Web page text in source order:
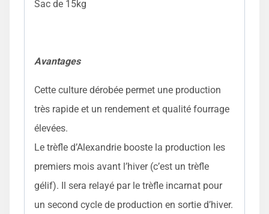
Sac de 15kg
Avantages
Cette culture dérobée permet une production
très rapide et un rendement et qualité fourrage
élevées.
Le trèfle d’Alexandrie booste la production les
premiers mois avant l’hiver (c’est un trèfle
gélif). Il sera relayé par le trèfle incarnat pour
un second cycle de production en sortie d’hiver.